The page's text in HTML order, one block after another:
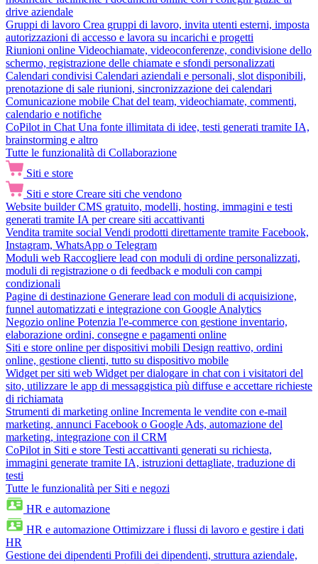
drive aziendale
Gruppi di lavoro Crea gruppi di lavoro, invita utenti esterni, imposta
autorizzazioni di accesso e lavora su incarichi e progetti
Riunioni online Videochiamate, videoconferenze, condivisione dello
schermo, registrazione delle chiamate e sfondi personalizzati
Calendari condivisi Calendari aziendali e personali, slot disponibili,
prenotazione di sale riunioni, sincronizzazione dei calendari
Comunicazione mobile Chat del team, videochiamate, commenti,
calendario e notifiche
CoPilot in Chat Una fonte illimitata di idee, testi generati tramite IA,
brainstorming e altro
Tutte le funzionalità di Collaborazione
Siti e store
Siti e store Creare siti che vendono
Website builder CMS gratuito, modelli, hosting, immagini e testi
generati tramite IA per creare siti accattivanti
Vendita tramite social Vendi prodotti direttamente tramite Facebook,
Instagram, WhatsApp o Telegram
Moduli web Raccogliere lead con moduli di ordine personalizzati,
moduli di registrazione o di feedback e moduli con campi
condizionali
Pagine di destinazione Generare lead con moduli di acquisizione,
funnel automatizzati e integrazione con Google Analytics
Negozio online Potenzia l'e-commerce con gestione inventario,
elaborazione ordini, consegne e pagamenti online
Siti e store online per dispositivi mobili Design reattivo, ordini
online, gestione clienti, tutto su dispositivo mobile
Widget per siti web Widget per dialogare in chat con i visitatori del
sito, utilizzare le app di messaggistica più diffuse e accettare richieste
di richiamata
Strumenti di marketing online Incrementa le vendite con e-mail
marketing, annunci Facebook o Google Ads, automazione del
marketing, integrazione con il CRM
CoPilot in Siti e store Testi accattivanti generati su richiesta,
immagini generate tramite IA, istruzioni dettagliate, traduzione di
testi
Tutte le funzionalità per Siti e negozi
HR e automazione
HR e automazione Ottimizzare i flussi di lavoro e gestire i dati
HR
Gestione dei dipendenti Profili dei dipendenti, struttura aziendale,